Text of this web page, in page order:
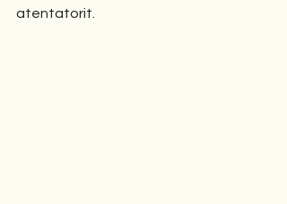
atentatorit.